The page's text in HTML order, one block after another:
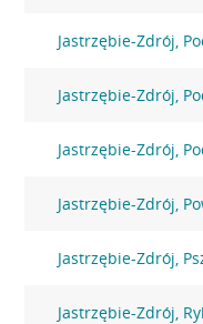
Jastrzębie-Zdrój,
Jastrzębie-Zdrój,
Jastrzębie-Zdrój,
Jastrzębie-Zdrój,
Jastrzębie-Zdrój,
Jastrzębie-Zdrój,